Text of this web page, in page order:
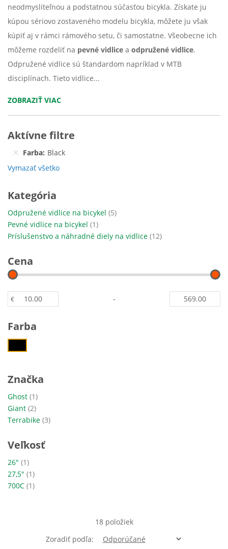
neodmysliteľnou a podstatnou súčasťou bicykla. Získate ju
kúpou sériovo zostaveného modelu bicykla, môžete ju však
kúpiť aj v rámci rámového setu, či samostatne. Všeobecne ich
môžeme rozdeliť na pevné vidlice a odpružené vidlice.
Odpružené vidlice sú štandardom napríklad v MTB
disciplínach. Tieto vidlice...
ZOBRAZIŤ VIAC
18položiek
Zoradiť podľa
Aktívne filtre
Farba Black
Vymazať všetko
Kategória
Odpružené vidlice na bicykel 5položky
Pevné vidlice na bicykel 1položka
Príslušenstvo a náhradné diely na vidlice 12položky
Cena
€ -
Farba
Značka
Ghost 1položka
Giant 2položky
Terrabike 3položky
Veľkosť
26" 1položka
27,5" 1položka
700C 1položka